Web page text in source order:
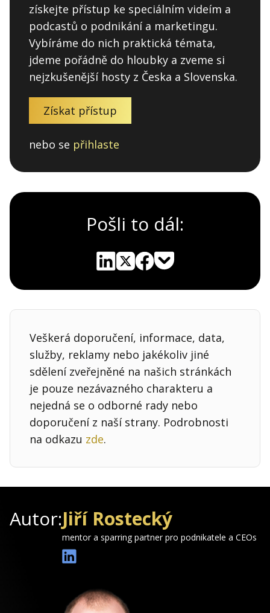
získejte přístup ke speciálním videím a
podcastů o podnikání a marketingu.
Vybíráme do nich praktická témata,
jdeme pořádně do hloubky a zveme si
nejzkušenější hosty z Česka a Slovenska.
Získat přístup
nebo se přihlaste
Pošli to dál:
Veškerá doporučení, informace, data,
služby, reklamy nebo jakékoliv jiné
sdělení zveřejněné na našich stránkách
je pouze nezávazného charakteru a
nejedná se o odborné rady nebo
doporučení z naší strany. Podrobnosti
na odkazu zde.
Autor:Jiří Rostecký
mentor a sparring partner pro podnikatele a CEOs